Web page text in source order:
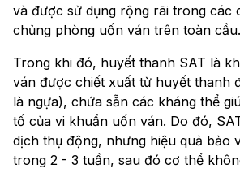
và được sử dụng rộng rãi trong các
chủng phòng uốn ván trên toàn cầu.
Trong khi đó, huyết thanh SAT là
ván được chiết xuất từ huyết thanh
là ngựa), chứa sẵn các kháng thể
tố của vi khuẩn uốn ván. Do đó,
dịch thụ động, nhưng hiệu quả bảo
trong 2 - 3 tuần, sau đó cơ thể